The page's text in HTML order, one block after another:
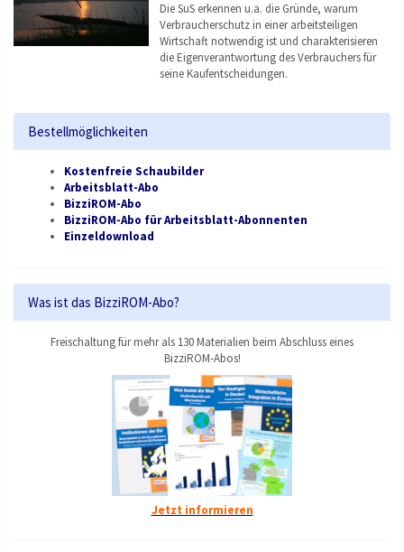
Die SuS erkennen u.a. die Gründe, warum
Verbraucherschutz in einer arbeitsteiligen
Wirtschaft notwendig ist und charakterisieren
die Eigenverantwortung des Verbrauchers für
seine Kaufentscheidungen.
Bestellmöglichkeiten
Kostenfreie Schaubilder
Arbeitsblatt-Abo
BizziROM-Abo
BizziROM-Abo für Arbeitsblatt-Abonnenten
Einzeldownload
Was ist das BizziROM-Abo?
Freischaltung für mehr als 130 Materialien beim Abschluss eines
BizziROM-Abos!
Jetzt informieren